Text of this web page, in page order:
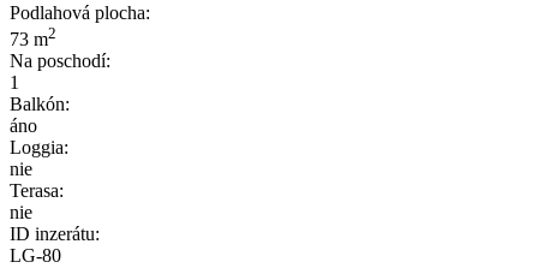
Podlahová plocha:
73 m2
Na poschodí:
1
Balkón:
áno
Loggia:
nie
Terasa:
nie
ID inzerátu:
LG-80